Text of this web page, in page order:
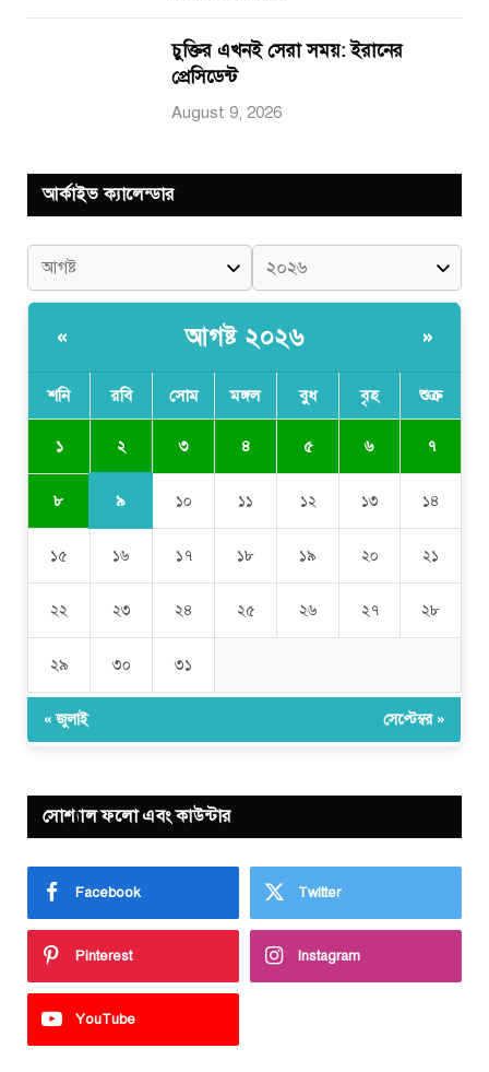
চুক্তির এখনই সেরা সময়: ইরানের
প্রেসিডেন্ট
August 9, 2026
আর্কাইভ ক্যালেন্ডার
« আগষ্ট ২০২৬ »
শনি রবি সোম মঙ্গল বুধ বৃহ শুক্র
১ ২ ৩ ৪ ৫ ৬ ৭
৮ ৯ ১০ ১১ ১২ ১৩ ১৪
১৫ ১৬ ১৭ ১৮ ১৯ ২০ ২১
২২ ২৩ ২৪ ২৫ ২৬ ২৭ ২৮
২৯ ৩০ ৩১
« জুলাই সেপ্টেম্বর »
সোশ্যাল ফলো এবং কাউন্টার
Facebook Twitter
Pinterest Instagram
YouTube